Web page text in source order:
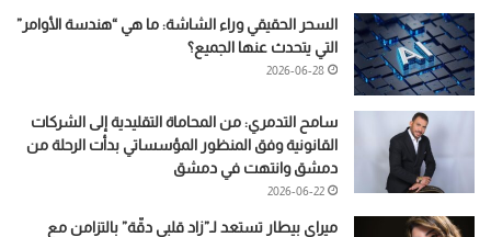
السحر الحقيقي وراء الشاشة: ما هي “هندسة الأوامر”
التي يتحدث عنها الجميع؟
2026-06-28
سامح التدمري: من المحاماة التقليدية إلى الشركات
القانونية وفق المنظور المؤسساتي بدأت الرحلة من
دمشق وانتهت في دمشق
2026-06-22
ميراي بيطار تستعد لـ”زاد قلبي دقّة” بالتزامن مع